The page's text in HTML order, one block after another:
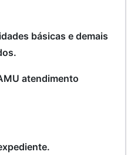
básicas e demais
atendimento